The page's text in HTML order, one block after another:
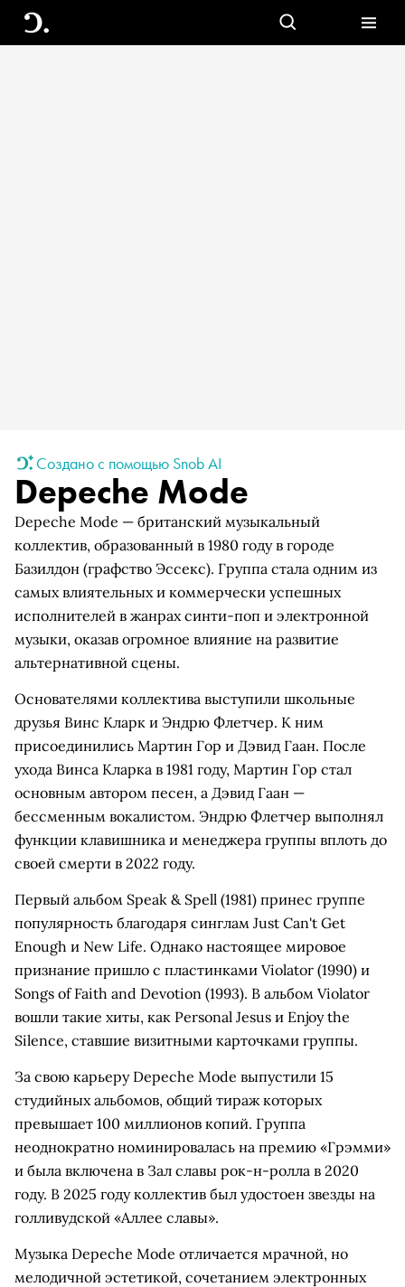
Создано с помощью Snob AI
Depeche Mode
Depeche Mode — британский музыкальный
коллектив, образованный в 1980 году в городе
Базилдон (графство Эссекс). Группа стала одним из
самых влиятельных и коммерчески успешных
исполнителей в жанрах синти-поп и электронной
музыки, оказав огромное влияние на развитие
альтернативной сцены.
Основателями коллектива выступили школьные
друзья Винс Кларк и Эндрю Флетчер. К ним
присоединились Мартин Гор и Дэвид Гаан. После
ухода Винса Кларка в 1981 году, Мартин Гор стал
основным автором песен, а Дэвид Гаан —
бессменным вокалистом. Эндрю Флетчер выполнял
функции клавишника и менеджера группы вплоть до
своей смерти в 2022 году.
Первый альбом Speak & Spell (1981) принес группе
популярность благодаря синглам Just Can't Get
Enough и New Life. Однако настоящее мировое
признание пришло с пластинками Violator (1990) и
Songs of Faith and Devotion (1993). В альбом Violator
вошли такие хиты, как Personal Jesus и Enjoy the
Silence, ставшие визитными карточками группы.
За свою карьеру Depeche Mode выпустили 15
студийных альбомов, общий тираж которых
превышает 100 миллионов копий. Группа
неоднократно номинировалась на премию «Грэмми»
и была включена в Зал славы рок-н-ролла в 2020
году. В 2025 году коллектив был удостоен звезды на
голливудской «Аллее славы».
Музыка Depeche Mode отличается мрачной, но
мелодичной эстетикой, сочетанием электронных